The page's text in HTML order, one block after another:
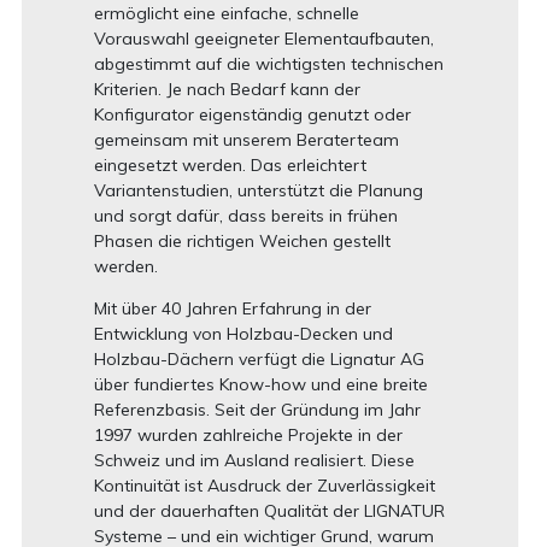
ermöglicht eine einfache, schnelle
Vorauswahl geeigneter Elementaufbauten,
abgestimmt auf die wichtigsten technischen
Kriterien. Je nach Bedarf kann der
Konfigurator eigenständig genutzt oder
gemeinsam mit unserem Beraterteam
eingesetzt werden. Das erleichtert
Variantenstudien, unterstützt die Planung
und sorgt dafür, dass bereits in frühen
Phasen die richtigen Weichen gestellt
werden.
Mit über 40 Jahren Erfahrung in der
Entwicklung von Holzbau-Decken und
Holzbau-Dächern verfügt die Lignatur AG
über fundiertes Know-how und eine breite
Referenzbasis. Seit der Gründung im Jahr
1997 wurden zahlreiche Projekte in der
Schweiz und im Ausland realisiert. Diese
Kontinuität ist Ausdruck der Zuverlässigkeit
und der dauerhaften Qualität der LIGNATUR
Systeme – und ein wichtiger Grund, warum